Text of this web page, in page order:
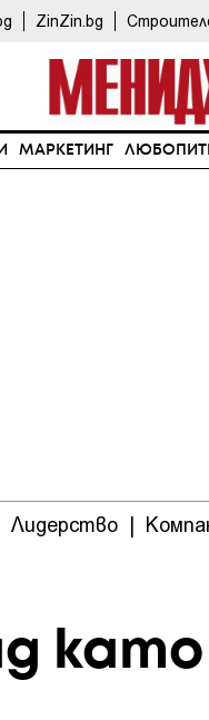
ZinZin.bg
МАРКЕТИНГ
Лидерство |
като